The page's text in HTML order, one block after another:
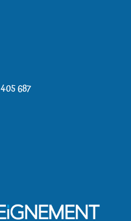
405 687